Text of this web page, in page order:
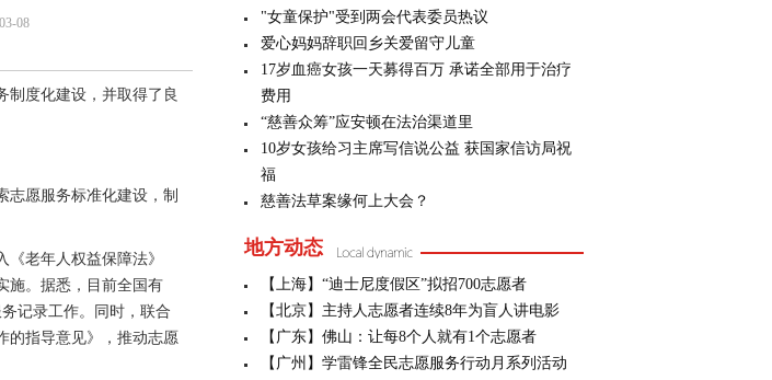
08
度化建设，并取得了良
愿服务标准化建设，制
老年人权益保障法》
施。据悉，目前全国有
记录工作。同时，联合
的指导意见》，推动志愿
"女童保护"受到两会代表委员热议
爱心妈妈辞职回乡关爱留守儿童
17岁血癌女孩一天募得百万 承诺全部用于治疗
费用
“慈善众筹”应安顿在法治渠道里
10岁女孩给习主席写信说公益 获国家信访局祝
福
慈善法草案缘何上大会？
地方动态
【上海】“迪士尼度假区”拟招700志愿者
【北京】主持人志愿者连续8年为盲人讲电影
【广东】佛山：让每8个人就有1个志愿者
【广州】学雷锋全民志愿服务行动月系列活动